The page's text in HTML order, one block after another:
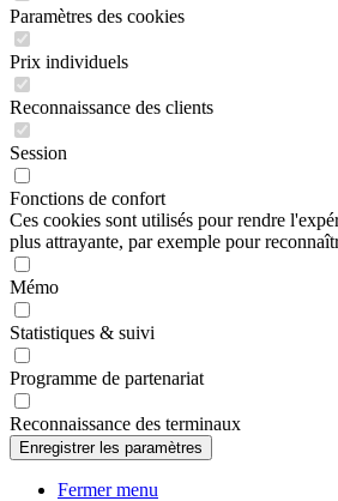
Paramètres des cookies
Prix individuels
Reconnaissance des clients
Session
Fonctions de confort
Ces cookies sont utilisés pour rendre
plus attrayante, par exemple pour
Mémo
Statistiques & suivi
Programme de partenariat
Reconnaissance des terminaux
Fermer menu